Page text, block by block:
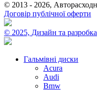
© 2013 - 2026,
Договір публічної оферти
© 2025, Дизайн та
Гальмівні диски
Acura
Audi
Bmw